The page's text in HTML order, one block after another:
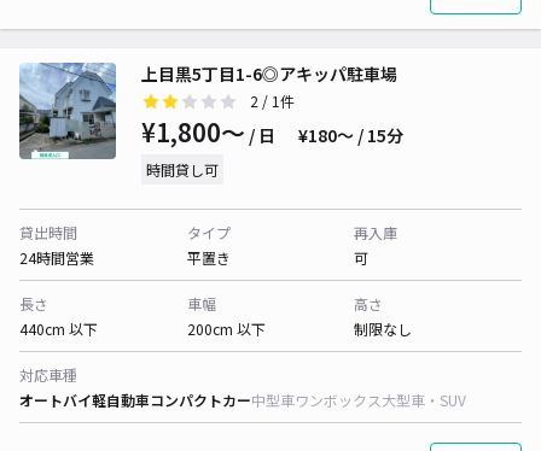
上目黒5丁目1-6◎アキッパ駐車場
2 / 1件
¥1,800〜 / 日 ¥180〜 / 15分
時間貸し可
貸出時間
24時間営業
タイプ
平置き
再入庫
可
長さ
440cm 以下
車幅
200cm 以下
高さ
制限なし
対応車種
オートバイ軽自動車コンパクトカー中型車ワンボックス大型車・SUV